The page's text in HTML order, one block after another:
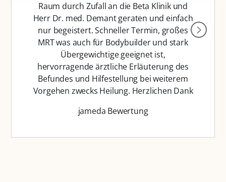
Raum durch Zufall an die Beta Klinik und
Herr Dr. med. Demant geraten und einfach
nur begeistert. Schneller Termin, großes
MRT was auch für Bodybuilder und stark
Übergewichtige geeignet ist,
hervorragende ärztliche Erläuterung des
Befundes und Hilfestellung bei weiterem
Vorgehen zwecks Heilung. Herzlichen Dank
jameda Bewertung